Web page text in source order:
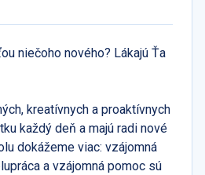
niečoho nového? Lákajú Ťa
kreatívnych a proaktívnych
každý deň a majú radi nové
dokážeme viac: vzájomná
a vzájomná pomoc sú